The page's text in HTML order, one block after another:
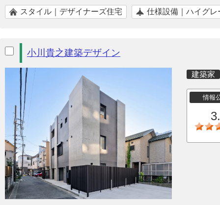
スタイル｜デザイナーズ住宅 仕様設備｜ハイグレ
小川貴之建築デザイン
建築家
情報